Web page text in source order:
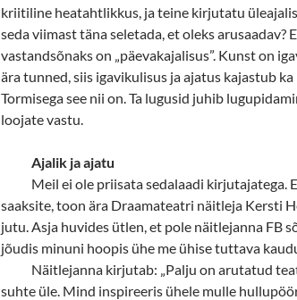
kriitiline heatahtlikkus, ja teine kirjutatu
seda viimast täna seletada, et oleks arusaadav?
vastandsõnaks on „päevakajalisus”. Kunst on
ära tunned, siis igavikulisus ja ajatus kajastub
Tormisega see nii on. Ta lugusid juhib
loojate vastu.
Ajalik ja ajatu
Meil ei ole priisata sedalaadi kirjutajatega.
saaksite, toon ära Draamateatri näitleja Kersti
jutu. Asja huvides ütlen, et pole näitlejanna FB
jõudis minuni hoopis ühe me ühise tuttava
Näitlejanna kirjutab: „Palju on arutatud
suhte üle. Mind inspireeris ühele mulle